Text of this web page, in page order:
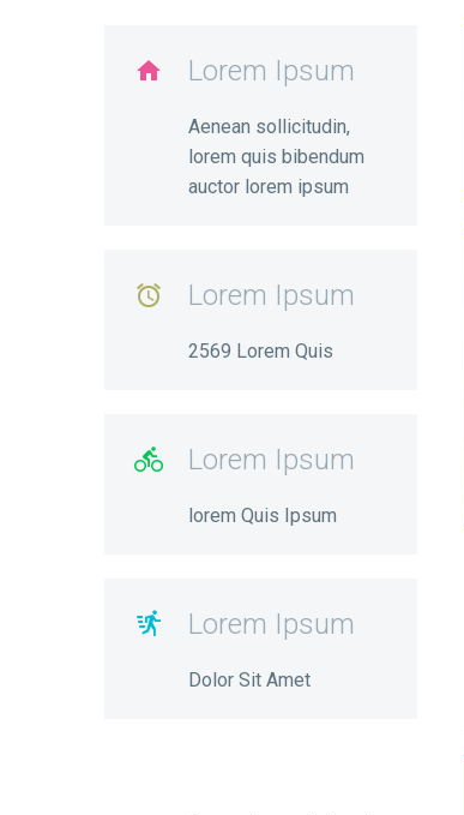
 Lorem Ipsum
Aenean sollicitudin,
lorem quis bibendum
auctor lorem ipsum
 Lorem Ipsum
2569 Lorem Quis
 Lorem Ipsum
lorem Quis Ipsum
 Lorem Ipsum
Dolor Sit Amet